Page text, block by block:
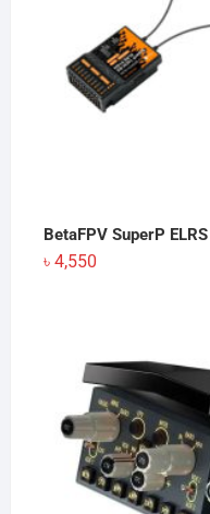
BetaFPV SuperP
৳ 4,550